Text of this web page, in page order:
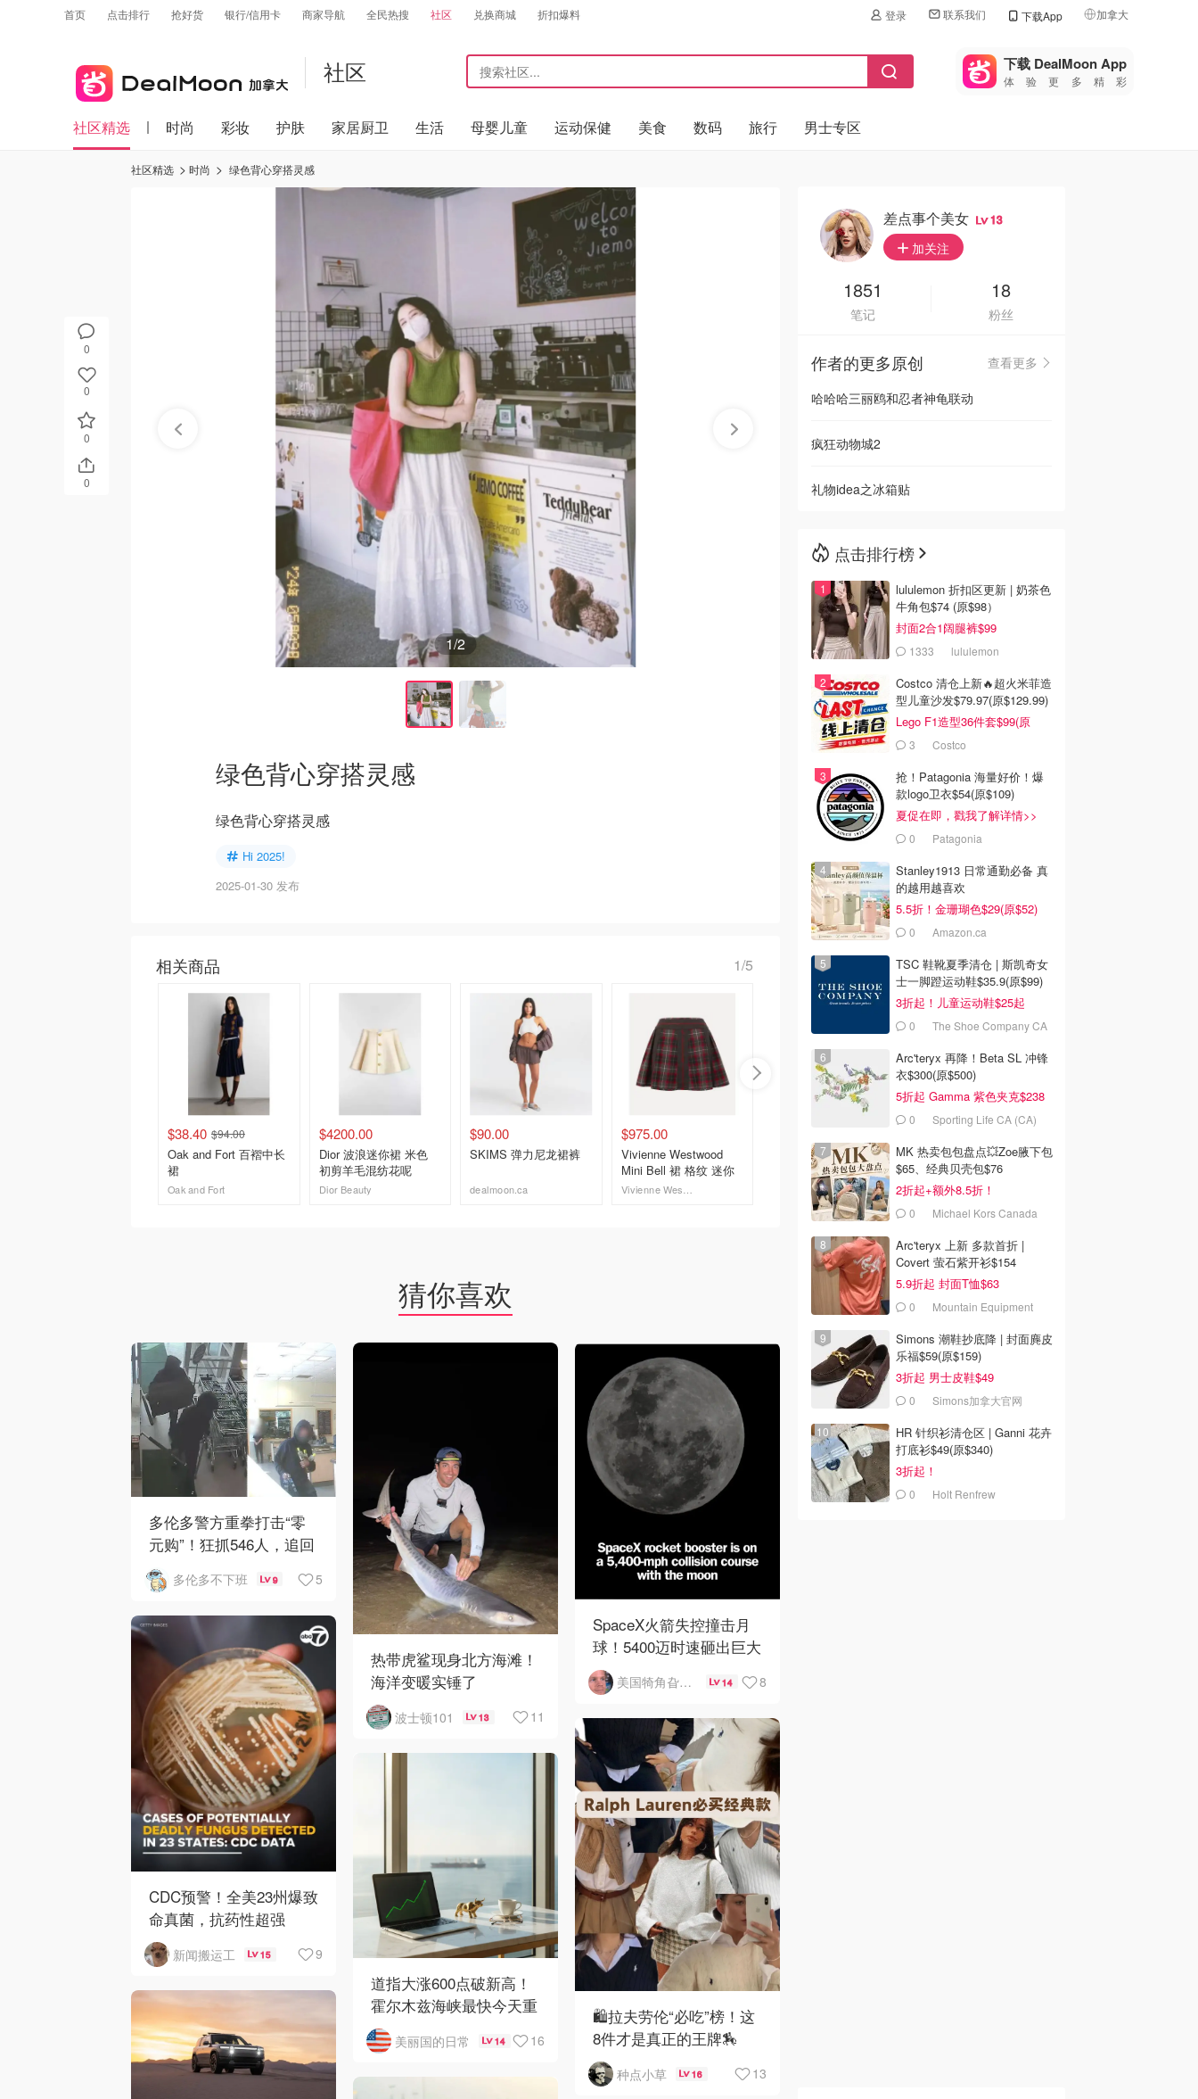
首页 点击排行 抢好货 银行/信用卡 商家导航 全民热搜 社区 兑换商城 折扣爆料 登录 联系我们 下载App 加拿大
🇺🇸
美国
🇨🇳中国
🇮🇹
🇦🇺
🇳🇿新西兰
社区 下载 DealMoon App
体验更多精彩
社区精选 时尚 彩妆 护肤 家居厨卫 生活 母婴儿童 运动保健 美食 数码 旅行 男士专区
0
0
0
0
社区精选 时尚 绿色背心穿搭灵感
1/2
绿色背心穿搭灵感
绿色背心穿搭灵感
Hi 2025!
2025-01-30 发布
相关商品 1/5
$38.40 $94.00
Oak and Fort 百褶中长
裙
Oak and Fort
$4200.00
Dior 波浪迷你裙 米色
初剪羊毛混纺花呢
Dior Beauty
$90.00
SKIMS 弹力尼龙裙裤
dealmoon.ca
$975.00
Vivienne Westwood
Mini Bell 裙 格纹 迷你
Victoria's Secret a's
Secret 新娘装饰文胸裙
Victorias Secret
去购买
Reitmans 亚麻混纺裹身
裙裤 高腰
Reitmans
去购买
猜你喜欢
多伦多警方重拳打击“零
元购”！狂抓546人，追回
160万赃物
多伦多不下班 9 5
热带虎鲨现身北方海滩！
海洋变暖实锤了
波士顿101 13 11
SpaceX火箭失控撞击月
球！5400迈时速砸出巨大
陨石坑
美国犄角旮旯新鲜事 14 8
CDC预警！全美23州爆致
命真菌，抗药性超强
新闻搬运工 15 9
🛍️拉夫劳伦“必吃”榜！这
8件才是真正的王牌🏇
种点小草 16 13
道指大涨600点破新高！
霍尔木兹海峡最快今天重
开
美丽国的日常 14 16
差点事个美女 13
加关注
1851
笔记
18
粉丝
作者的更多原创
查看更多
哈哈哈三丽鸥和忍者神龟联动
疯狂动物城2
礼物idea之冰箱贴
点击排行榜
lululemon 折扣区更新 | 奶茶色
牛角包$74 (原$98）
封面2合1阔腿裤$99
1333 lululemon
Costco 清仓上新🔥超火米菲造
型儿童沙发$79.97(原$129.99)
Lego F1造型36件套$99(原
$159)
3 Costco
抢！Patagonia 海量好价！爆
款logo卫衣$54(原$109)
夏促在即，戳我了解详情>>
0 Patagonia
Stanley1913 日常通勤必备 真
的越用越喜欢
5.5折！金珊瑚色$29(原$52)
0 Amazon.ca
TSC 鞋靴夏季清仓 | 斯凯奇女
士一脚蹬运动鞋$35.9(原$99)
3折起！儿童运动鞋$25起
0
The Shoe Company CA
Arc'teryx 再降！Beta SL 冲锋
衣$300(原$500)
5折起 Gamma 紫色夹克$238
0 Sporting Life CA (CA)
MK 热卖包包盘点💥Zoe腋下包
$65、经典贝壳包$76
2折起+额外8.5折！
0 Michael Kors Canada
Arc'teryx 上新 多款首折 |
Covert 萤石紫开衫$154
5.9折起 封面T恤$63
0
Mountain Equipment
Simons 潮鞋抄底降 | 封面麂皮
乐福$59(原$159)
3折起 男士皮鞋$49
0 Simons加拿大官网
HR 针织衫清仓区 | Ganni 花卉
打底衫$49(原$340)
3折起！
0 Holt Renfrew